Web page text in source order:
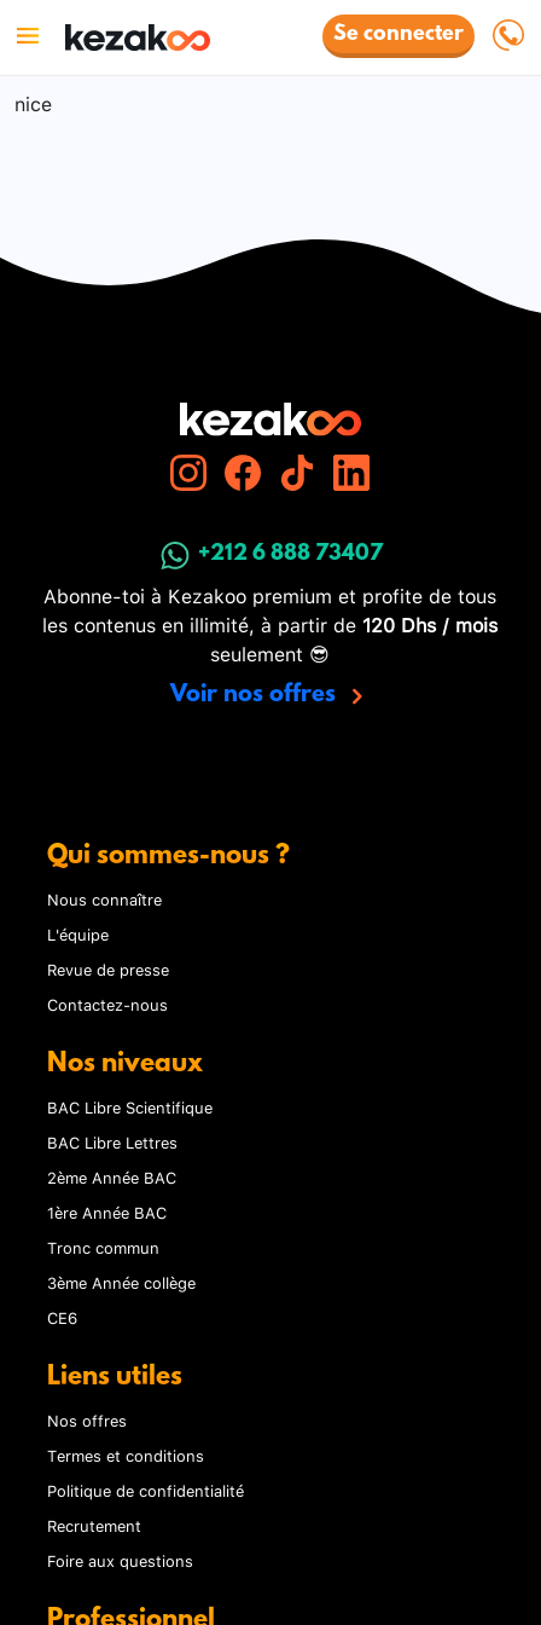
Se connecter
nice
+212 6 888 73407
Abonne-toi à Kezakoo premium et profite de tous
les contenus en illimité, à partir de 120 Dhs / mois
seulement 😎
Voir nos offres
Qui sommes-nous ?
Nous connaître
L'équipe
Revue de presse
Contactez-nous
Nos niveaux
BAC Libre Scientifique
BAC Libre Lettres
2ème Année BAC
1ère Année BAC
Tronc commun
3ème Année collège
CE6
Liens utiles
Nos offres
Termes et conditions
Politique de confidentialité
Recrutement
Foire aux questions